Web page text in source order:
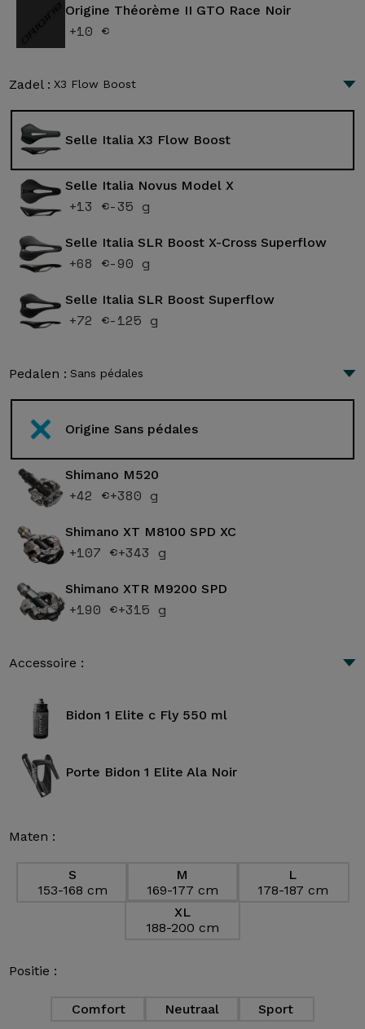
Origine Théorème II GTO Race Noir
+10 €
Zadel : X3 Flow Boost
Selle Italia X3 Flow Boost
Selle Italia Novus Model X
+13 €-35 g
Selle Italia SLR Boost X-Cross Superflow
+68 €-90 g
Selle Italia SLR Boost Superflow
+72 €-125 g
Pedalen : Sans pédales
Origine Sans pédales
Shimano M520
+42 €+380 g
Shimano XT M8100 SPD XC
+107 €+343 g
Shimano XTR M9200 SPD
+190 €+315 g
Accessoire :
Bidon 1 Elite c Fly 550 ml
Porte Bidon 1 Elite Ala Noir
Maten :
S
153-168 cm
M
169-177 cm
L
178-187 cm
XL
188-200 cm
Positie :
Comfort Neutraal Sport